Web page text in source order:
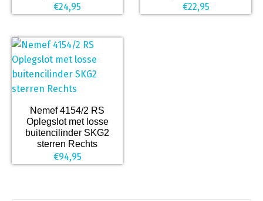
€24,95 €22,95
Nemef 4154/2 RS
Oplegslot met losse
buitencilinder SKG2
sterren Rechts
€94,95